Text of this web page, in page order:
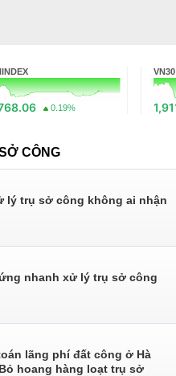
0.19%
VN30
CÔNG
lý trụ sở công không ai nhận
nhanh xử lý trụ sở công
lãng phí đất công ở Hà
hoang hàng loạt trụ sở